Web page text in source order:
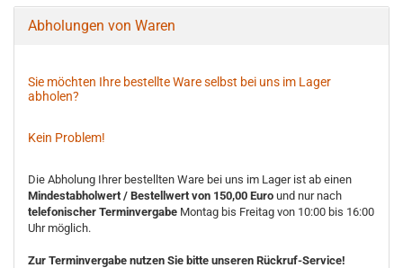
Abholungen von Waren
Sie möchten Ihre bestellte Ware selbst bei uns im Lager
abholen?
Kein Problem!
Die Abholung Ihrer bestellten Ware bei uns im Lager ist ab einen
Mindestabholwert / Bestellwert von 150,00 Euro und nur nach
telefonischer Terminvergabe Montag bis Freitag von 10:00 bis 16:00
Uhr möglich.
Zur Terminvergabe nutzen Sie bitte unseren Rückruf-Service!